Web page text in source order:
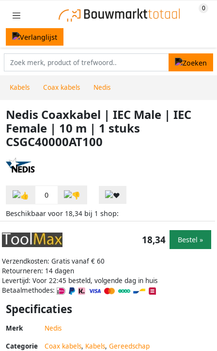
Kabels Coax kabels Nedis
Nedis Coaxkabel | IEC Male | IEC
Female | 10 m | 1 stuks
CSGC40000AT100
0
Beschikbaar voor 18,34 bij 1 shop:
Verzendkosten: Gratis vanaf € 60
Retourneren: 14 dagen
Levertijd: Voor 22:45 besteld, volgende dag in huis
Betaalmethodes:
18,34 Bestel »
Specificaties
Merk Nedis
Categorie Coax kabels, Kabels, Gereedschap